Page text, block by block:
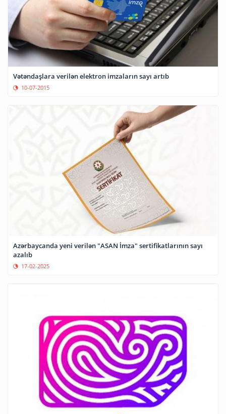
Vətəndaşlara verilən elektron imzaların sayı artıb
10-07-2015
Azərbaycanda yeni verilən "ASAN İmza" sertifikatlarının sayı
azalıb
17-02-2025